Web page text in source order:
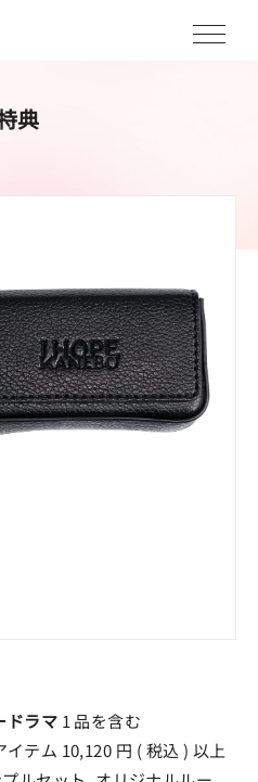
典
ラマ 1 品を含む
テム 10,120 円 ( 税込 ) 以上